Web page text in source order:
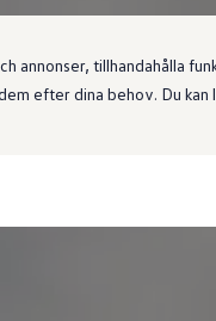
annonser, tillhandahålla
efter dina behov. Du kan